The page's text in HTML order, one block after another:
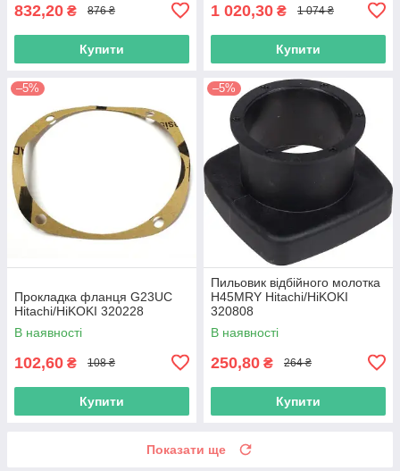
832,20 ₴ 876 ₴
Купити
1 020,30 ₴ 1 074 ₴
Купити
–5%
Прокладка фланця G23UC
Hitachi/HiKOKI 320228
В наявності
102,60 ₴ 108 ₴
Купити
–5%
Пильовик відбійного молотка
H45MRY Hitachi/HiKOKI
320808
В наявності
250,80 ₴ 264 ₴
Купити
Показати ще